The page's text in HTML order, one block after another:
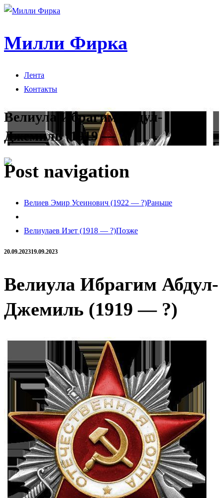
Милли Фирка
Лента
Контакты
Велиула Ибрагим Абдул-
Джемиль (1919 — ?)
Post navigation
Велиев Эмир Усеинович (1922 — ?)Раньше
Велиулаев Изет (1918 — ?)Позже
20.09.202319.09.2023
Велиула Ибрагим Абдул-
Джемиль (1919 — ?)